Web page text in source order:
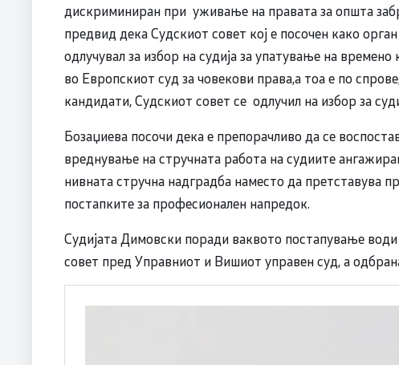
дискриминиран при уживање на правата за општа
предвид дека Судскиот совет кој е посочен како
одлучувал за избор на судија за упатување на
во Европскиот суд за човекови права,а тоа е по
кандидати, Судскиот совет се одлучил на избор за
Бозаџиева посочи дека е препорачливо да се
вреднување на стручната работа на судиите
нивната стручна надградба наместо да претставува
постапките за професионален напредок.
Судијата Димовски поради ваквото постапување
совет пред Управниот и Вишиот управен суд, а